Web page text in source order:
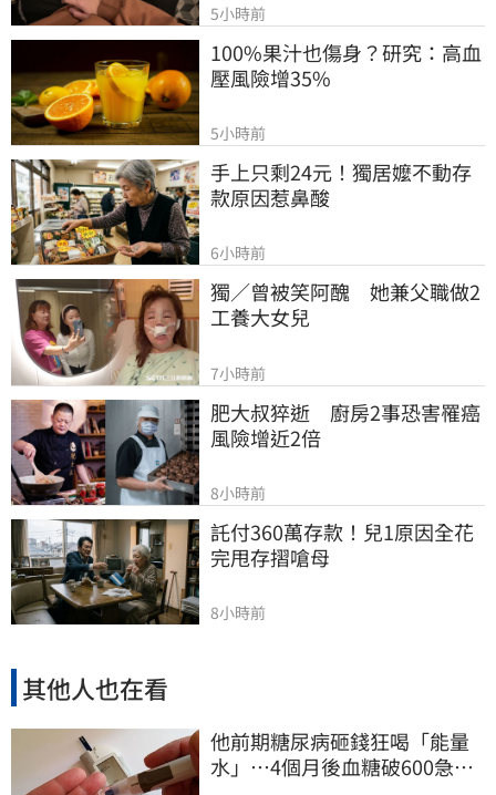
5小時前
100%果汁也傷身？研究：高血
壓風險增35%
5小時前
手上只剩24元！獨居嬤不動存
款原因惹鼻酸
6小時前
獨／曾被笑阿醜　她兼父職做2
工養大女兒
7小時前
肥大叔猝逝　廚房2事恐害罹癌
風險增近2倍
8小時前
託付360萬存款！兒1原因全花
完甩存摺嗆母
8小時前
其他人也在看
他前期糖尿病砸錢狂喝「能量
水」⋯4個月後血糖破600急